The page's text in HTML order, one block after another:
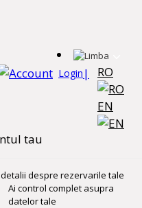
RO
EN
Login |
tau
despre rezervarile tale
Ai control complet asupra
datelor tale